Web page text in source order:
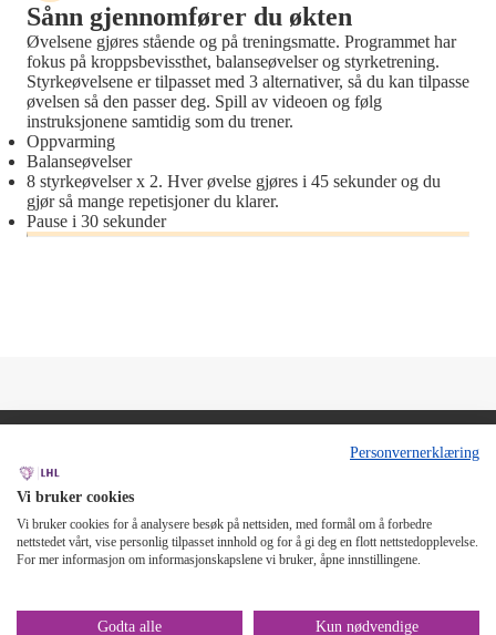
Sånn gjennomfører du økten
Øvelsene gjøres stående og på treningsmatte. Programmet har
fokus på kroppsbevissthet, balanseøvelser og styrketrening.
Styrkeøvelsene er tilpasset med 3 alternativer, så du kan tilpasse
øvelsen så den passer deg. Spill av videoen og følg
instruksjonene samtidig som du trener.
Oppvarming
Balanseøvelser
8 styrkeøvelser x 2. Hver øvelse gjøres i 45 sekunder og du
gjør så mange repetisjoner du klarer.
Pause i 30 sekunder
Bli med på Hjertekampen – en halvtime med trening tre ganger
risikoen for å utvikle alvorlig sykdom.
Hjertekampen er utviklet avLHL, Landsforeningen for hjerte,
lunge og hjerneslag.
LHL - startsidenKontakt ossStøtt ossBli medlemNyhetsbrev
Personvernerklæring
Vi bruker cookies
Vi bruker cookies for å analysere besøk på nettsiden, med formål om å forbedre
nettstedet vårt, vise personlig tilpasset innhold og for å gi deg en flott nettstedopplevelse.
For mer informasjon om informasjonskapslene vi bruker, åpne innstillingene.
Godta alle Kun nødvendige